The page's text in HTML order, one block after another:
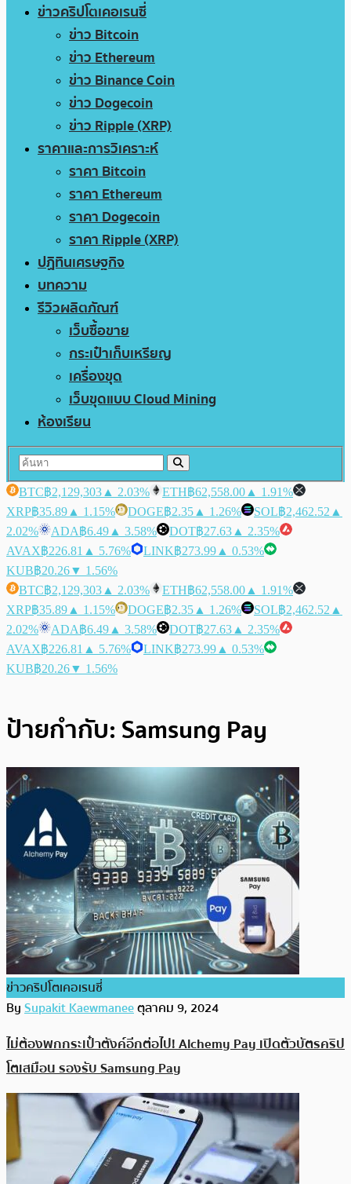
ข่าวคริปโตเคอเรนซี่
ข่าว Bitcoin
ข่าว Ethereum
ข่าว Binance Coin
ข่าว Dogecoin
ข่าว Ripple (XRP)
ราคาและการวิเคราะห์
ราคา Bitcoin
ราคา Ethereum
ราคา Dogecoin
ราคา Ripple (XRP)
ปฏิทินเศรษฐกิจ
บทความ
รีวิวผลิตภัณฑ์
เว็บซื้อขาย
กระเป๋าเก็บเหรียญ
เครื่องขุด
เว็บขุดแบบ Cloud Mining
ห้องเรียน
BTC฿2,129,303 ▲ 2.03% ETH฿62,558.00 ▲ 1.91%
XRP฿35.89 ▲ 1.15% DOGE฿2.35 ▲ 1.26% SOL฿2,462.52 ▲
2.02%
ADA฿6.49 ▲ 3.58% DOT฿27.63 ▲ 2.35%
AVAX฿226.81 ▲ 5.76% LINK฿273.99 ▲ 0.53%
KUB฿20.26▼ 1.56%
BTC฿2,129,303 ▲ 2.03% ETH฿62,558.00 ▲ 1.91%
XRP฿35.89 ▲ 1.15% DOGE฿2.35 ▲ 1.26% SOL฿2,462.52 ▲
2.02%
ADA฿6.49 ▲ 3.58% DOT฿27.63 ▲ 2.35%
AVAX฿226.81 ▲ 5.76% LINK฿273.99 ▲ 0.53%
KUB฿20.26▼ 1.56%
ป้ายกำกับ: Samsung Pay
ข่าวคริปโตเคอเรนซี่
BySupakit Kaewmaneeตุลาคม 9, 2024
ไม่ต้องพกกระเป๋าตังค์อีกต่อไป! Alchemy Pay เปิดตัวบัตรคริป
โตเสมือน รองรับ Samsung Pay